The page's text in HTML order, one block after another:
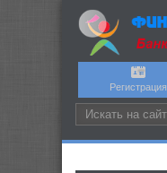
Регистрация